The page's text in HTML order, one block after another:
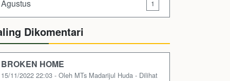
Agustus 1
Dikomentari
BROKEN HOME
15/11/2022 22:03 - Oleh MTs Madarijul Huda - Dilihat